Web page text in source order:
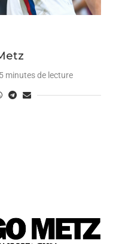
5 minutes de lecture